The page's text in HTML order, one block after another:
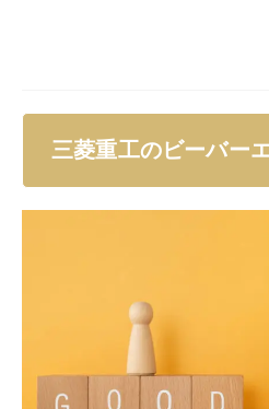
三菱重工のビーバー